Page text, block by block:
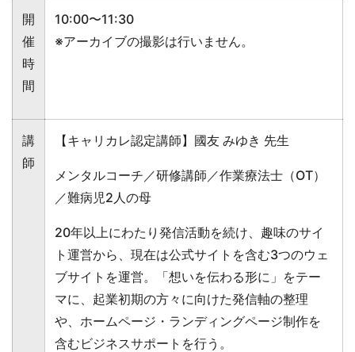
開
催
時
間
10:00〜11:30
※アーカイブの撮影は行いません。
講
師
【キャリカレ認定講師】國友 みゆき 先生
メンタルコーチ／研修講師／作業療法士（OT）
／難病児2人の母
20年以上にわたり発信活動を続け、趣味のサイ
ト運営から、現在は公式サイトを含む3つのウェ
ブサイトを運営。「想いを伝わる形に」をテー
マに、起業初期の方々に向けた発信軸の整理
や、ホームページ・ランディングページ制作を
含むビジネスサポートを行う。